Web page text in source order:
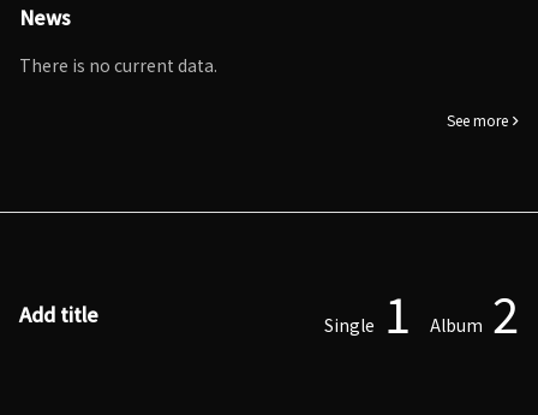
News
There is no current data.
See more
Add title Single 1 Album 2